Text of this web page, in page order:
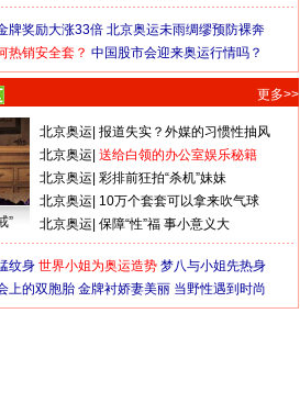
牌奖励大涨33倍 北京奥运未雨绸缪预防裸奔
热销安全套？ 中国股市会迎来奥运行情吗？
更多>>
”
北京奥运 报道失实？外媒的习惯性抽风
北京奥运 送给白领的办公室娱乐秘籍
北京奥运 彩排前狂拍“杀机”妹妹
北京奥运 10万个套套可以拿来吹气球
北京奥运 保障“性”福 事小意义大
纹身 世界小姐为奥运造势 梦八与小姐先热身
上的双胞胎 金牌衬娇妻美丽 当野性遇到时尚